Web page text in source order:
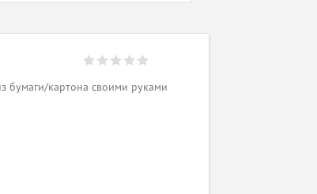
бумаги/картона своими руками